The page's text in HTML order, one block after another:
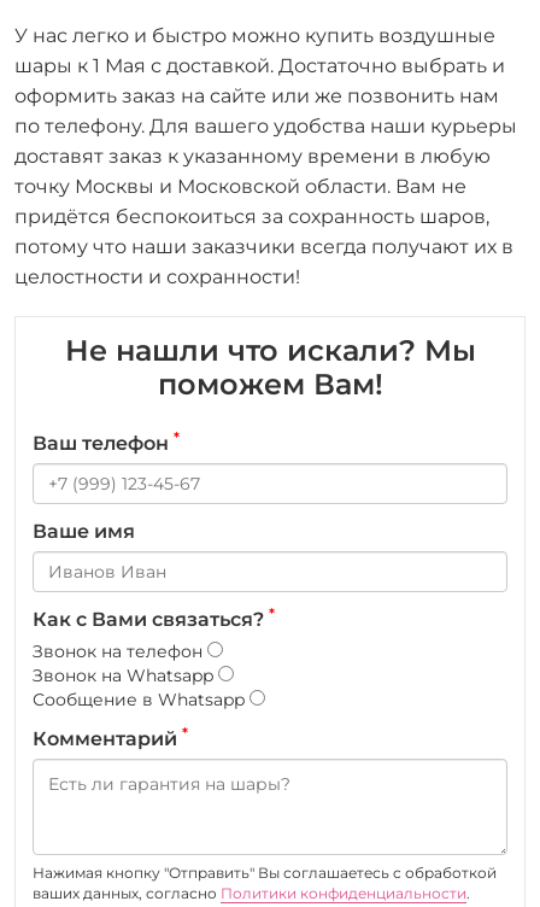
У нас легко и быстро можно купить воздушные
шары к 1 Мая с доставкой. Достаточно выбрать и
оформить заказ на сайте или же позвонить нам
по телефону. Для вашего удобства наши курьеры
доставят заказ к указанному времени в любую
точку Москвы и Московской области. Вам не
придётся беспокоиться за сохранность шаров,
потому что наши заказчики всегда получают их в
целостности и сохранности!
Не нашли что искали? Мы
поможем Вам!
Ваш телефон *
Ваше имя
Как с Вами связаться? *
Звонок на телефон
Звонок на Whatsapp
Сообщение в Whatsapp
Комментарий *
Нажимая кнопку "Отправить" Вы соглашаетесь c обработкой
ваших данных, согласно Политики конфиденциальности.